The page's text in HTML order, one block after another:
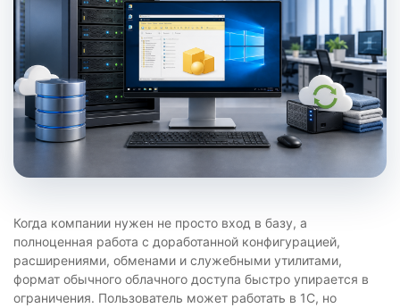
Когда компании нужен не просто вход в базу, а
полноценная работа с доработанной конфигурацией,
расширениями, обменами и служебными утилитами,
формат обычного облачного доступа быстро упирается в
ограничения. Пользователь может работать в 1С, но